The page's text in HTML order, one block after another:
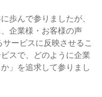
歩んで参りましたが、
企業様・お客様の声
ービスに反映させるこ
スで、どのように企業
」を追求して参りまし